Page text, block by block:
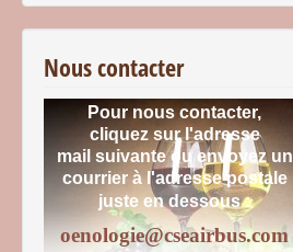
Nous contacter
Pour nous contacter,
cliquez sur l'adresse
mail suivante ou envoyez un
courrierà l'adresse postale
juste en dessous :
oenologie@cseairbus.com